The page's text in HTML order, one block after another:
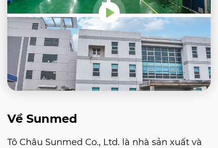
Về Sunmed
Tô Châu Sunmed Co., Ltd. là nhà sản xuất và